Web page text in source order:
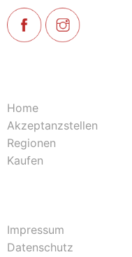
Home
Akzeptanzstellen
Regionen
Kaufen
Impressum
Datenschutz